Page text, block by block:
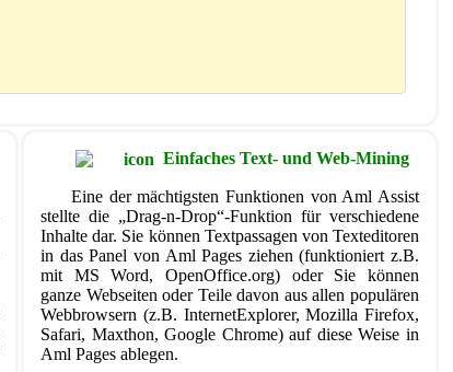
Einfaches Text- und Web-Mining
Eine der mächtigsten Funktionen von Aml Assist
stellte die „Drag-n-Drop“-Funktion für verschiedene
Inhalte dar. Sie können Textpassagen von Texteditoren
in das Panel von Aml Pages ziehen (funktioniert z.B.
mit MS Word, OpenOffice.org) oder Sie können
ganze Webseiten oder Teile davon aus allen populären
Webbrowsern (z.B. InternetExplorer, Mozilla Firefox,
Safari, Maxthon, Google Chrome) auf diese Weise in
Aml Pages ablegen.